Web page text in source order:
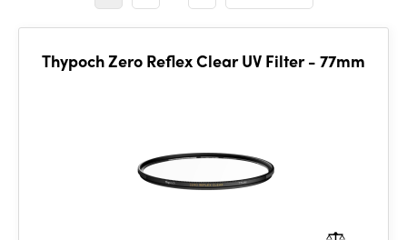
Thypoch Zero Reflex Clear UV Filter - 77mm